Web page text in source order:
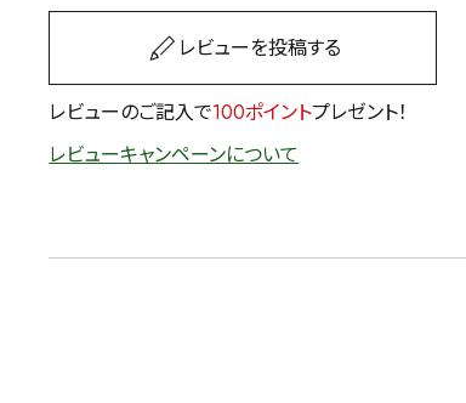
容量を選択
50g 100g
レビューを投稿する
レビューのご記入で100ポイントプレゼント！
レビューキャンペーンについて